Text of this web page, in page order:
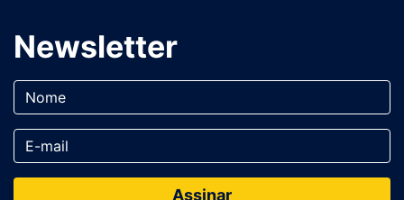
Newsletter